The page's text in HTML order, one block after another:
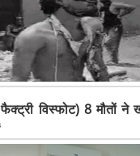
विस्फोट) 8 मौतों ने